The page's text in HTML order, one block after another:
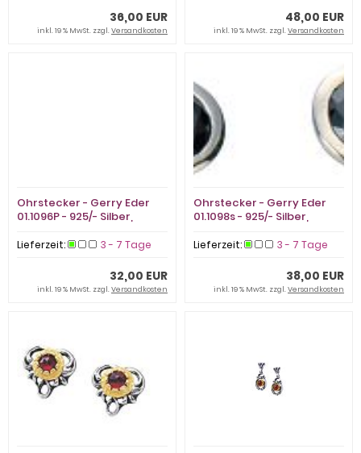
36,00 EUR
inkl. 19 % MwSt. zzgl.Versandkosten
48,00 EUR
inkl. 19 % MwSt. zzgl.Versandkosten
Ohrstecker - Gerry Eder
01.1096P - 925/- Silber,
Lieferzeit: 3 - 7 Tage
32,00 EUR
inkl. 19 % MwSt. zzgl.Versandkosten
Ohrstecker - Gerry Eder
01.1098s - 925/- Silber,
Lieferzeit: 3 - 7 Tage
38,00 EUR
inkl. 19 % MwSt. zzgl.Versandkosten